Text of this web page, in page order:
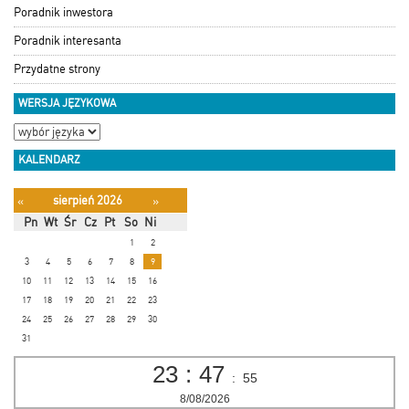
Poradnik inwestora
Poradnik interesanta
Przydatne strony
WERSJA JĘZYKOWA
KALENDARZ
« sierpień 2026
»
Pn Wt Śr Cz Pt So Ni
1
2
3
4 5 6 7 8
9
10
11 12 13 14 15
16
17
18 19 20 21 22
23
24
25 26 27 28 29
30
31
23 : 47 : 56
8/08/2026